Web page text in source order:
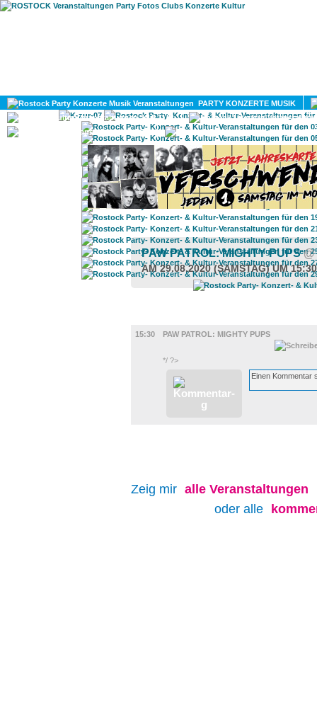
PARTY KONZERTE MUSIK
KULTUR
GAY
PAW PATROL: MIGHTY PUPS
AM 29.08.2020 (SAMSTAG) UM
15:30
PAW PATROL: MIGHTY PUPS
*/ ?>
Zeig mir alle Veranstaltungen
oder alle